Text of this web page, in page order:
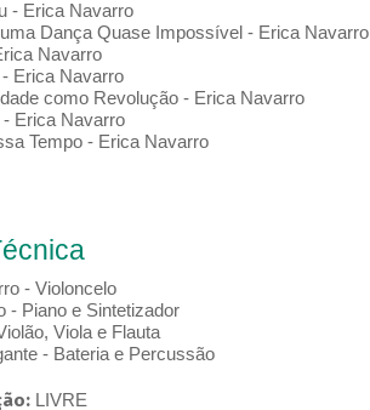
- Erica Navarro
Dança Quase Impossível - Erica Navarro
Navarro
Erica Navarro
como Revolução - Erica Navarro
Erica Navarro
Tempo - Erica Navarro
- Violoncelo
- Piano e Sintetizador
Viola e Flauta
- Bateria e Percussão
LIVRE